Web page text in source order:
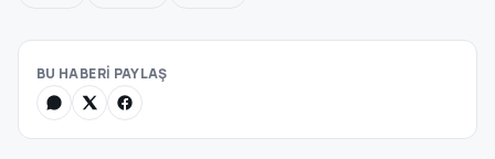
BU HABERİ PAYLAŞ